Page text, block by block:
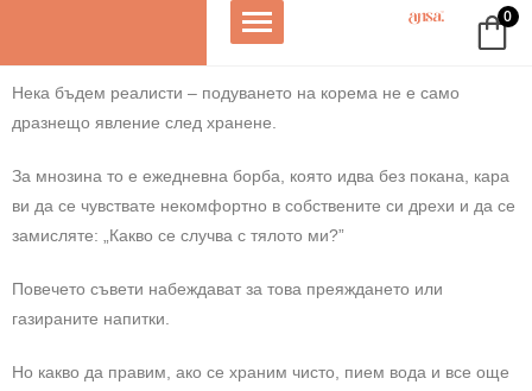
Над
0
Нека бъдем реалисти – подуването на корема не е само
дразнещо явление след хранене.
За мнозина то е ежедневна борба, която идва без покана, кара
ви да се чувствате некомфортно в собствените си дрехи и да се
замисляте: „Какво се случва с тялото ми?”
Повечето съвети набеждават за това преяждането или
газираните напитки.
Но какво да правим, ако се храним чисто, пием вода и все още